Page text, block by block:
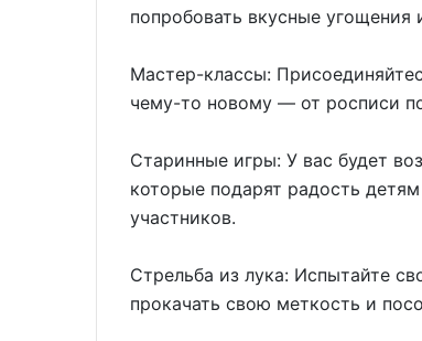
попробовать вкусные
Мастер-классы:
чему-то новому — от росписи
Старинные игры: У вас будет
которые подарят радость
участников.
Стрельба из лука: Испытайте
прокачать свою меткость и